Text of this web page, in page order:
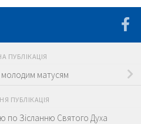
ПУБЛІКАЦІЯ
матусям
ПУБЛІКАЦІЯ
по Зісланню Святого Духа